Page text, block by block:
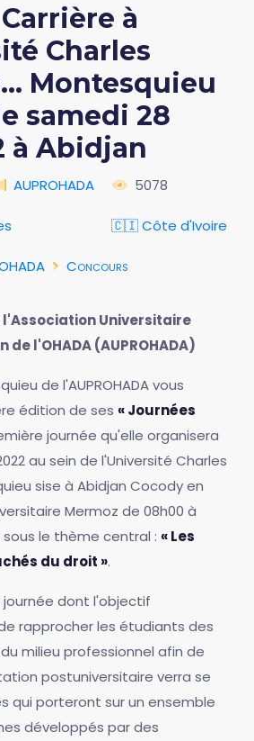
à
Charles
Montesquieu
samedi 28
à Abidjan
AUPROHADA 5078
🇨🇮 Côte d'Ivoire
Concours
Universitaire
l'OHADA (AUPROHADA)
de l'AUPROHADA vous
édition de ses « Journées
journée qu'elle organisera
au sein de l'Université Charles
sise à Abidjan Cocody en
Mermoz de 08h00 à
le thème central : « Les
du droit ».
dont l'objectif
rapprocher les étudiants des
milieu professionnel afin de
postuniversitaire verra se
qui porteront sur un ensemble
développés par des